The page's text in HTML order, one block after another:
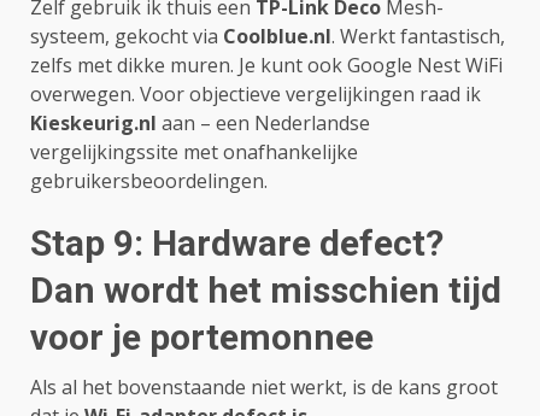
Zelf gebruik ik thuis een TP-Link Deco Mesh-
systeem, gekocht via Coolblue.nl. Werkt fantastisch,
zelfs met dikke muren. Je kunt ook Google Nest WiFi
overwegen. Voor objectieve vergelijkingen raad ik
Kieskeurig.nl aan – een Nederlandse
vergelijkingssite met onafhankelijke
gebruikersbeoordelingen.
Stap 9: Hardware defect?
Dan wordt het misschien tijd
voor je portemonnee
Als al het bovenstaande niet werkt, is de kans groot